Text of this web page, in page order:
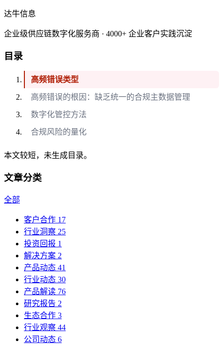
达牛信息
企业级供应链数字化服务商 · 4000+ 企业客户实践沉淀
目录
高频错误类型
高频错误的根因：缺乏统一的合规主数据管理
数字化管控方法
合规风险的量化
本文较短，未生成目录。
文章分类
全部
客户合作 17
行业洞察 25
投资回报 1
解决方案 2
产品动态 41
行业动态 30
产品解读 76
研究报告 2
生态合作 3
行业观察 44
公司动态 6